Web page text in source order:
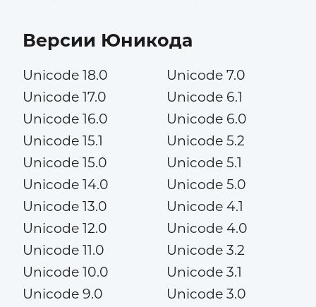
Версии Юникода
Unicode 18.0
Unicode 17.0
Unicode 16.0
Unicode 15.1
Unicode 15.0
Unicode 14.0
Unicode 13.0
Unicode 12.0
Unicode 11.0
Unicode 10.0
Unicode 9.0
Unicode 7.0
Unicode 6.1
Unicode 6.0
Unicode 5.2
Unicode 5.1
Unicode 5.0
Unicode 4.1
Unicode 4.0
Unicode 3.2
Unicode 3.1
Unicode 3.0